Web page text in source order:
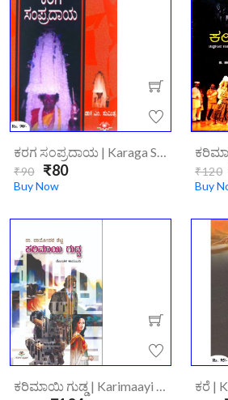
ಕರಗ ಸಂಪ್ರದಾಯ | Karaga Sampradhaya
₹90₹80
Buy Now
₹120
Buy
ಕರಿಮಾಯಿ ಗುಡ್ಡ | Karimaayi Gudda ಕರೆ |